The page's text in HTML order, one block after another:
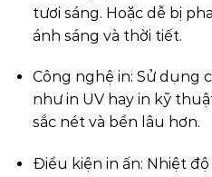
tươi sáng. Hoặc dễ bị
ánh sáng và thời tiết.
Công nghệ in: Sử dụng
như in UV hay in kỹ
sắc nét và bền lâu hơn.
Điều kiện in ấn: Nhiệt